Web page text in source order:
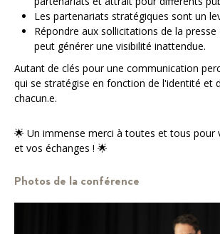
Les partenariats stratégiques sont un
Répondre aux sollicitations de la
peut générer une visibilité inattendue.
Autant de clés pour une communication
qui se stratégise en fonction de l'identité et
chacun.e.
🌟 Un immense merci à toutes et tous pour
et vos échanges ! 🌟
Photos de la conférence